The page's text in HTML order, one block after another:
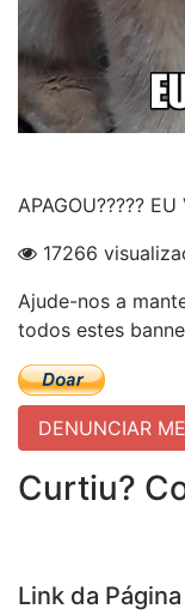
APAGOU????? EU
17266
Ajude-nos a
todos estes
DENUNCIAR
Curtiu?
Link da Página